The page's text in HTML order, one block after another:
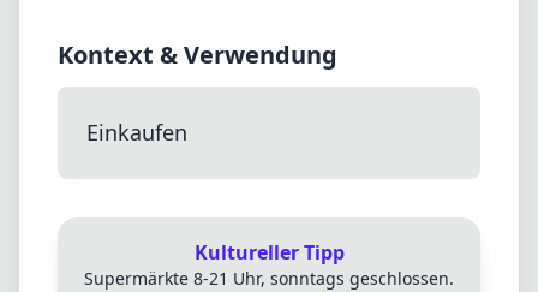
Kontext & Verwendung
Einkaufen
Kultureller Tipp
Supermärkte 8-21 Uhr, sonntags geschlossen.